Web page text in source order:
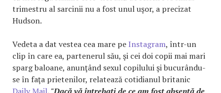
trimestru al sarcinii nu a fost unul uşor, a precizat
Hudson.
Vedeta a dat vestea cea mare pe Instagram, într-un
clip în care ea, partenerul său, şi cei doi copii mai mari
sparg baloane, anunţând sexul copilului şi bucurându-
se în faţa prietenilor, relatează cotidianul britanic